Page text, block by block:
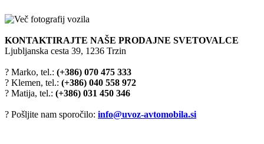
KONTAKTIRAJTE NAŠE PRODAJNE SVETOVALCE
Ljubljanska cesta 39, 1236 Trzin
? Marko, tel.: (+386) 070 475 333
? Klemen, tel.: (+386) 040 558 972
? Matija, tel.: (+386) 031 450 346
? Pošljite nam sporočilo: info@uvoz-avtomobila.si